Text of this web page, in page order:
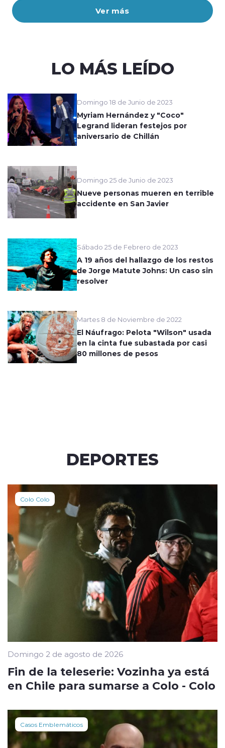
Ver más
LO MÁS LEÍDO
Domingo 18 de Junio de 2023
Myriam Hernández y "Coco"
Legrand lideran festejos por
aniversario de Chillán
Domingo 25 de Junio de 2023
Nueve personas mueren en terrible
accidente en San Javier
Sábado 25 de Febrero de 2023
A 19 años del hallazgo de los restos
de Jorge Matute Johns: Un caso sin
resolver
Martes 8 de Noviembre de 2022
El Náufrago: Pelota "Wilson" usada
en la cinta fue subastada por casi
80 millones de pesos
DEPORTES
Colo Colo
Domingo 2 de agosto de 2026
Fin de la teleserie: Vozinha ya está
en Chile para sumarse a Colo - Colo
Casos Emblemáticos